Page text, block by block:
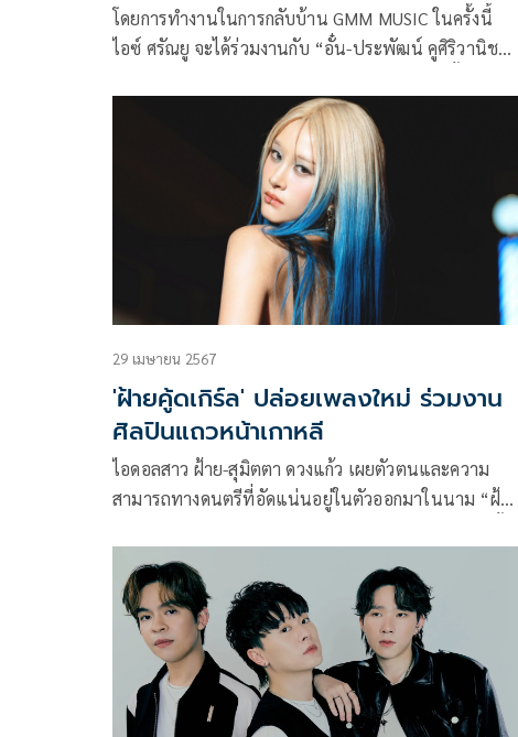
โดยการทำงานในการกลับบ้าน GMM MUSIC ในครั้งนี้
ไอซ์ ศรัณยู จะได้ร่วมงานกับ “อั๋น-ประพัฒน์ คูศิริวานิช
ทั้งภาพและเสียงของไอซ์ ศรัณยู อย่างเต็มที่
29 เมษายน 2567
'ฝ้ายคู้ดเกิร์ล' ปล่อยเพลงใหม่ ร่วมงาน
ศิลปินแถวหน้าเกาหลี
ไอดอลสาว ฝ้าย-สุมิตตา ดวงแก้ว เผยตัวตนและความ
สามารถทางดนตรีที่อัดแน่นอยู่ในตัวออกมาในนาม “ฝ้าย
เนื้อหาและดนตรี “Gone Gurl” ตามด้วยเพลงดี ๆ อีก
มากมาย ซึ่งทั้งหมดเป็นการทำงานร่วมกับ ดัมบ์ เรคอร์ดิ
งส์ (D.U.M.B. Recordings) ค่ายเพลงภายใต้การดูแลของ
วอร์นเนอร์ มิวสิค ประเทศไทย (Warner Music
Thailand)